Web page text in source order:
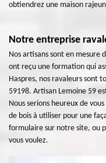
obtiendrez une maison
Notre entreprise
Nos artisans sont en mesure
ont reçu une formation qui
Haspres, nos ravaleurs sont
59198. Artisan Lemoine 59
Nous serions heureux de
de bois à utiliser pour une
formulaire sur notre site, ou
vous voulez.